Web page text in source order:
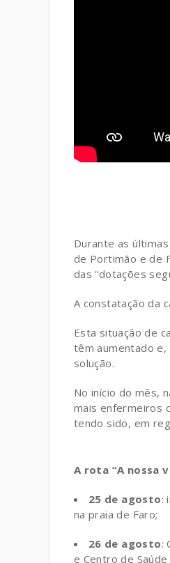
Durante as
de Portimão e de
das “dotações
A constatação da
Esta situação de
têm aumentado
solução.
No início do mês,
mais enfermeiros
tendo sido, em
A rota “A nossa
25 de agosto:
na praia de Faro;
26 de agosto:
e Centro de